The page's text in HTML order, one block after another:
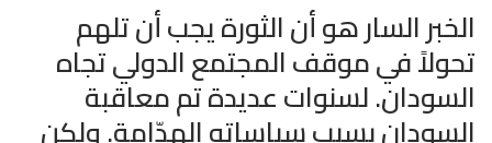
الخبر السار هو أن الثورة يجب أن تلهم
تحولاً في موقف المجتمع الدولي تجاه
السودان. لسنوات عديدة تم معاقبة
السودان بسبب سياساته الهدّامة. ولكن